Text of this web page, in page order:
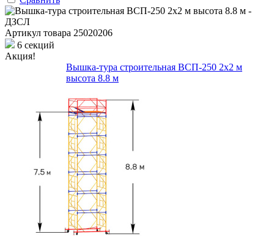
Артикул товара 25020206
6 секций
Акция!
Вышка-тура строительная ВСП-250 2х2 м
высота 8.8 м